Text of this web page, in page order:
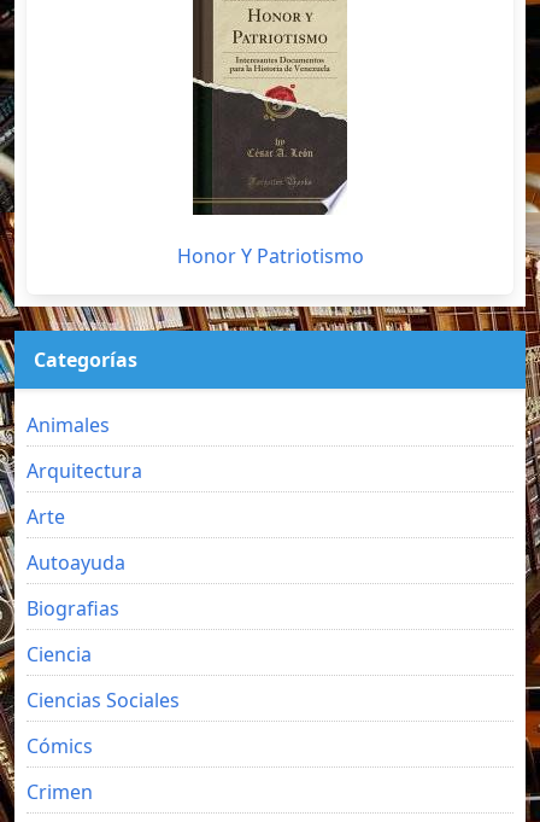
Honor Y Patriotismo
Categorías
Animales
Arquitectura
Arte
Autoayuda
Biografias
Ciencia
Ciencias Sociales
Cómics
Crimen